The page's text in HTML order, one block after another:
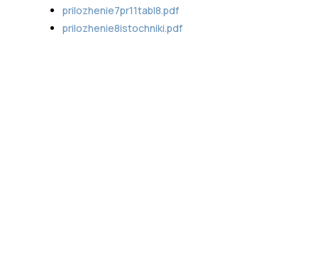
prilozhenie7pr11tabl8.pdf
prilozhenie8istochniki.pdf